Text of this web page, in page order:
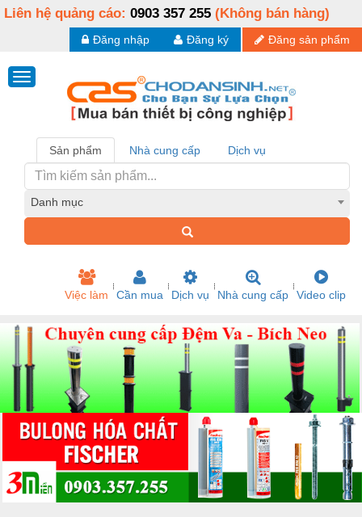
Liên hệ quảng cáo: 0903 357 255 (Không bán hàng)
Đăng sản phẩm
Đăng ký
Đăng nhập
Sản phẩm Nhà cung cấp Dịch vụ
Danh mục
Việc làm Cần mua Dịch vụ Nhà cung cấp Video clip